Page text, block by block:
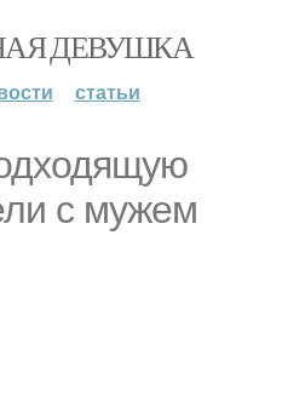
ДЕВУШКА
статьи
с мужем